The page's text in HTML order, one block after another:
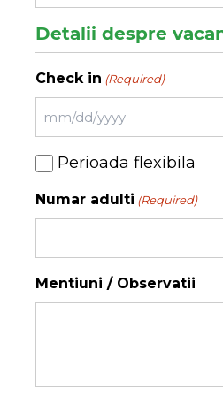
Detalii despre
Check in (Required)
MM
slash
DD
slash
YYYY
Perioada
Perioada flexibila
Numar adulti (Required)
Mentiuni / Observatii